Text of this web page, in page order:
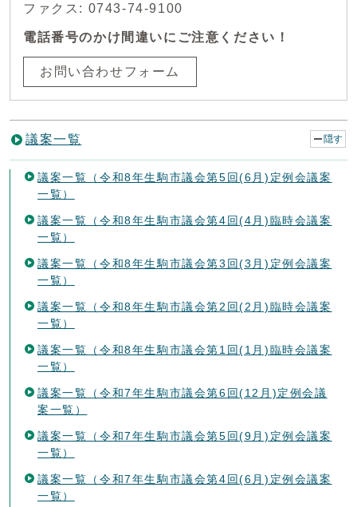
ファクス: 0743-74-9100
電話番号のかけ間違いにご注意ください！
お問い合わせフォーム
議案一覧 隠す
議案一覧（令和8年生駒市議会第5回(6月)定例会議案
一覧）
議案一覧（令和8年生駒市議会第4回(4月)臨時会議案
一覧）
議案一覧（令和8年生駒市議会第3回(3月)定例会議案
一覧）
議案一覧（令和8年生駒市議会第2回(2月)臨時会議案
一覧）
議案一覧（令和8年生駒市議会第1回(1月)臨時会議案
一覧）
議案一覧（令和7年生駒市議会第6回(12月)定例会議
案一覧）
議案一覧（令和7年生駒市議会第5回(9月)定例会議案
一覧）
議案一覧（令和7年生駒市議会第4回(6月)定例会議案
一覧）